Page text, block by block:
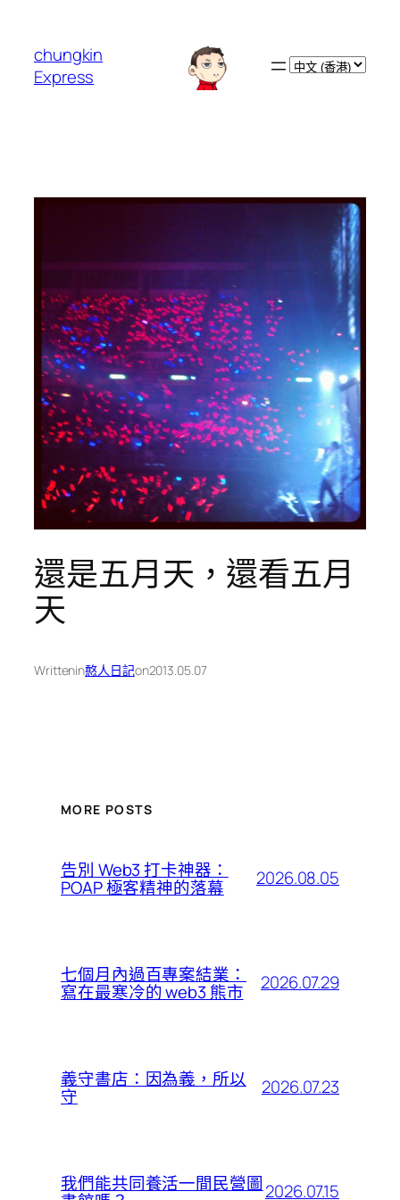
chungkin
Express
Choose
還是五月天，還看五月
天
Writtenin憨人日記on2013.05.07
MORE POSTS
告別 Web3 打卡神器：
POAP 極客精神的落幕 2026.08.05
七個月內過百專案結業：
寫在最寒冷的 web3 熊市 2026.07.29
義守書店：因為義，所以
守 2026.07.23
我們能共同養活一間民營圖2026.07.15